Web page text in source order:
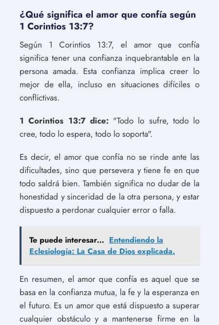
¿Qué significa el amor que confía según
1 Corintios 13:7?
Según 1 Corintios 13:7, el amor que confía
significa tener una confianza inquebrantable en la
persona amada. Esta confianza implica creer lo
mejor de ella, incluso en situaciones difíciles o
conflictivas.
1 Corintios 13:7 dice:"Todo lo sufre, todo lo
cree, todo lo espera, todo lo soporta".
Es decir, el amor que confía no se rinde ante las
dificultades, sino que persevera y tiene fe en que
todo saldrá bien. También significa no dudar de la
honestidad y sinceridad de la otra persona, y estar
dispuesto a perdonar cualquier error o falla.
Te puede interesar... Entendiendo la
Eclesiología: La Casa de Dios explicada.
En resumen, el amor que confía es aquel que se
basa en la confianza mutua, la fe y la esperanza en
el futuro. Es un amor que está dispuesto a superar
cualquier obstáculo y a mantenerse firme en la